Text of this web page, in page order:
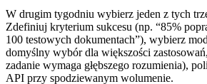
W drugim tygodniu wybierz jeden z tych
Zdefiniuj kryterium sukcesu (np. “85%
100 testowych dokumentach”), wybierz
domyślny wybór dla większości
zadanie wymaga głębszego rozumienia),
API przy spodziewanym wolumenie.